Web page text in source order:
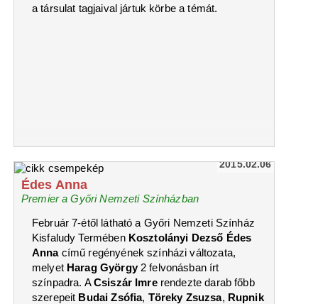
a társulat tagjaival jártuk körbe a témát.
2015.02.06
Édes Anna
Premier a Győri Nemzeti Színházban
Február 7-étől látható a Győri Nemzeti Színház
Kisfaludy Termében Kosztolányi Dezső Édes
Annacímű regényének színházi változata,
melyet Harag György2 felvonásban írt
színpadra. ACsiszár Imre rendezte darab főbb
szerepeit Budai Zsófia, Töreky Zsuzsa, Rupnik